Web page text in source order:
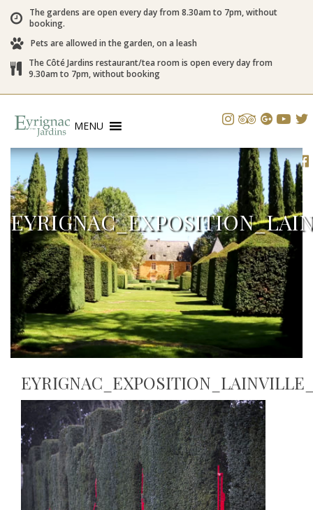
The gardens are open every day from 8.30am to 7pm, without
booking.
Pets are allowed in the garden, on a leash
The Côté Jardins restaurant/tea room is open every day from
9.30am to 7pm, without booking
MENU